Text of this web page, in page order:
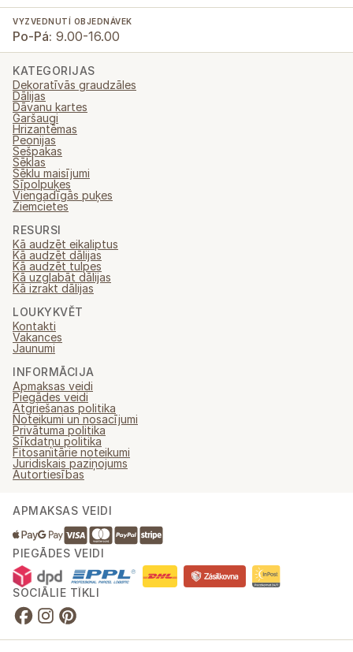
VYZVEDNUTÍ OBJEDNÁVEK
Po-Pá: 9.00-16.00
KATEGORIJAS
Dekoratīvās graudzāles
Dālijas
Dāvanu kartes
Garšaugi
Hrizantēmas
Peonijas
Sešpakas
Sēklas
Sēklu maisījumi
Sīpolpuķes
Viengadīgās puķes
Ziemcietes
RESURSI
Kā audzēt eikaliptus
Kā audzēt dālijas
Kā audzēt tulpes
Kā uzglabāt dālijas
Kā izrakt dālijas
LOUKYKVĚT
Kontakti
Vakances
Jaunumi
INFORMĀCIJA
Apmaksas veidi
Piegādes veidi
Atgriešanas politika
Noteikumi un nosacījumi
Privātuma politika
Sīkdatņu politika
Fitosanitārie noteikumi
Juridiskais paziņojums
Autortiesības
APMAKSAS VEIDI
PIEGĀDES VEIDI
SOCIĀLIE TĪKLI